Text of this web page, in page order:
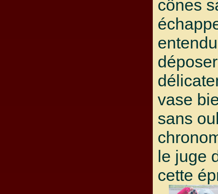
cônes
vase
sans
le juge
cette